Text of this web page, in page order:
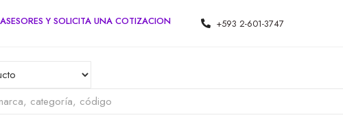
Y SOLICITA UNA COTIZACION +593 2-601-3747